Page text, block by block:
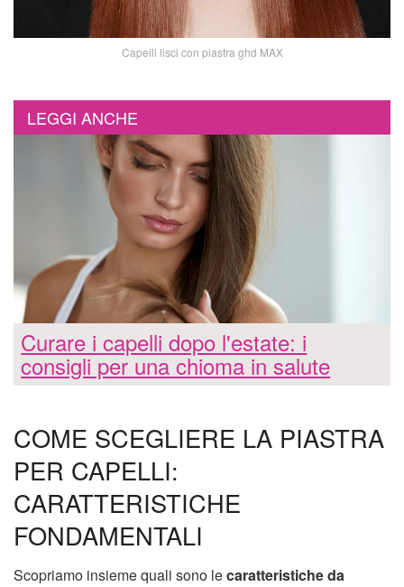
Capelli lisci con piastra ghd MAX
LEGGI ANCHE
Curare i capelli dopo l'estate: i
consigli per una chioma in salute
COME SCEGLIERE LA PIASTRA
PER CAPELLI:
CARATTERISTICHE
FONDAMENTALI
Scopriamo insieme quali sono lecaratteristiche da